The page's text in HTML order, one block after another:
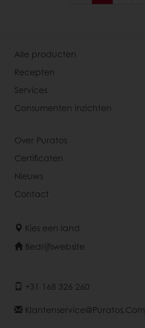
Alle producten
Recepten
Services
Consumenten inzichten
Over Puratos
Certificaten
Nieuws
Contact
Kies een land
Bedrijfswebsite
+31 168 326 260
Klantenservice@puratos.com